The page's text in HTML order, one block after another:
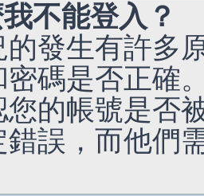
不能登入？
的發生有許多
密碼是否正確
您的帳號是否
錯誤，而他們